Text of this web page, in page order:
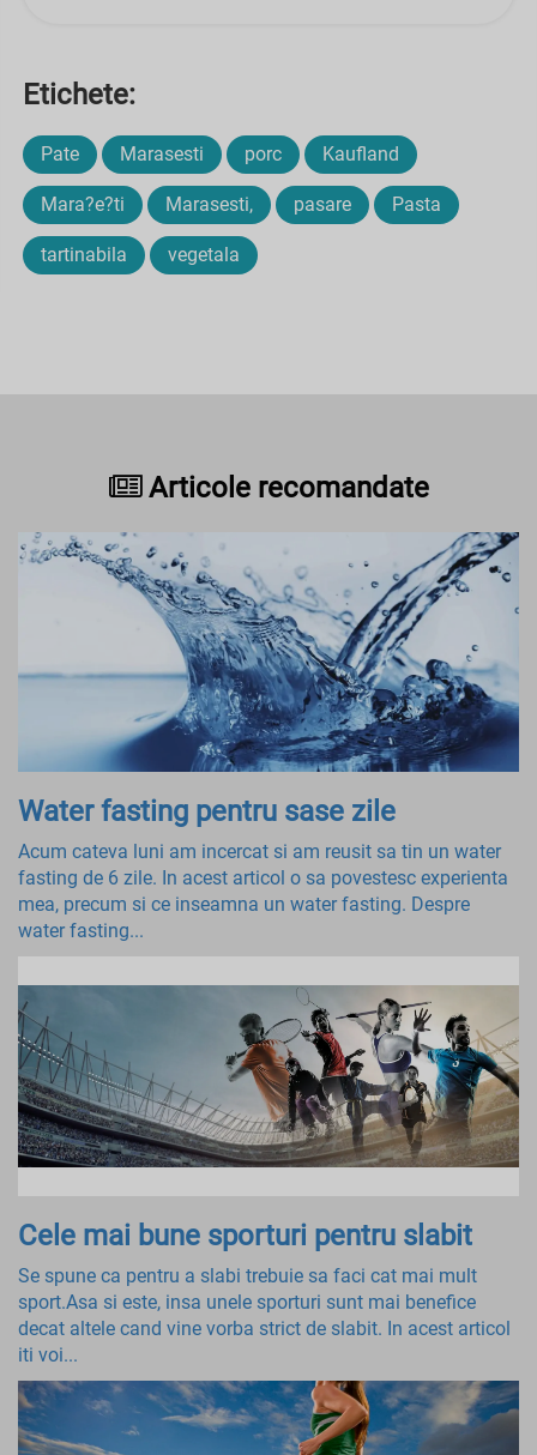
Etichete:
Pate Marasesti porc Kaufland
Mara?e?ti Marasesti, pasare Pasta
tartinabila vegetala
Articole recomandate
Water fasting pentru sase zile
Acum cateva luni am incercat si am reusit sa tin un water
fasting de 6 zile. In acest articol o sa povestesc experienta
mea, precum si ce inseamna un water fasting. Despre
water fasting...
Cele mai bune sporturi pentru slabit
Se spune ca pentru a slabi trebuie sa faci cat mai mult
sport.Asa si este, insa unele sporturi sunt mai benefice
decat altele cand vine vorba strict de slabit. In acest articol
iti voi...